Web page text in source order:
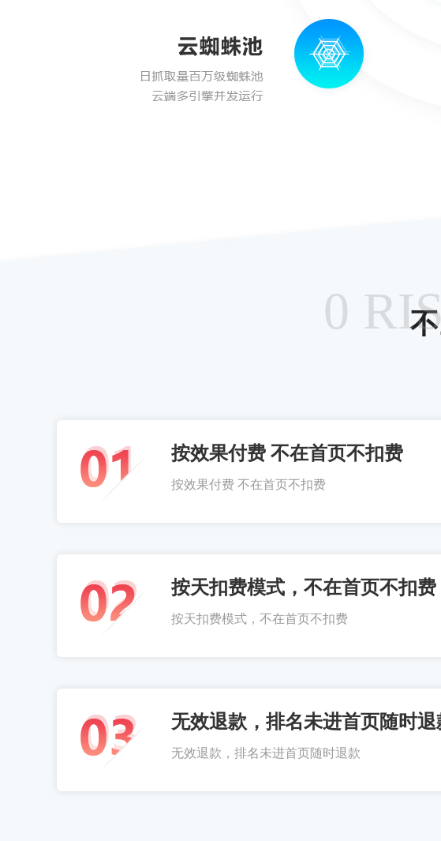
0
按效果付费 不在首页不扣费
按效果付费 不在首页不扣费
按天扣费模式，不在首页不扣费
按天扣费模式，不在首页不扣费
无效退款，排名未进首页随时退
无效退款，排名未进首页随时退款